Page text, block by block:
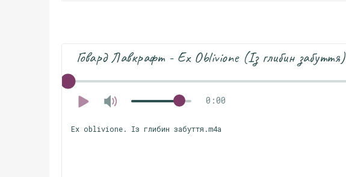
Говард Лавкрафт - Ex Oblivione (Із глибин забуття)
0:00
Ex oblivione. Із глибин забуття.m4a